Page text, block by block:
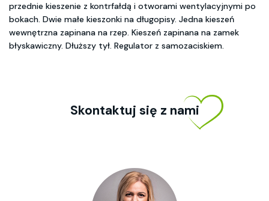
przednie kieszenie z kontrfałdą i otworami wentylacyjnymi po
bokach. Dwie małe kieszonki na długopisy. Jedna kieszeń
wewnętrzna zapinana na rzep. Kieszeń zapinana na zamek
błyskawiczny. Dłuższy tył. Regulator z samozaciskiem.
Skontaktuj się z nami